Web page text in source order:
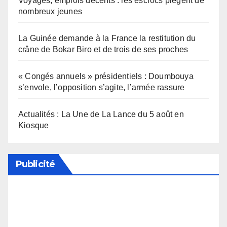
nombreux jeunes
La Guinée demande à la France la restitution du
crâne de Bokar Biro et de trois de ses proches
« Congés annuels » présidentiels : Doumbouya
s’envole, l’opposition s’agite, l’armée rassure
Actualités : La Une de La Lance du 5 août en
Kiosque
Publicité